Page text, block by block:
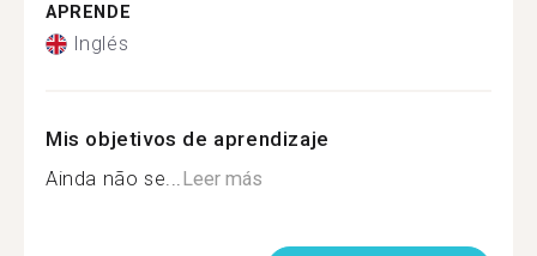
APRENDE
Inglés
Mis objetivos de aprendizaje
Ainda não se...Leer más